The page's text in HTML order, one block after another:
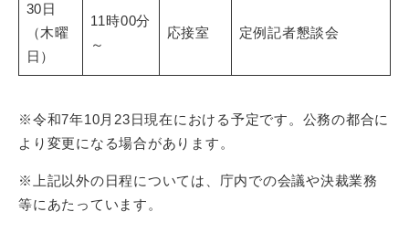
30日
（木曜
日）
11時00分
～
応接室 定例記者懇談会
※令和7年10月23日現在における予定です。公務の都合に
より変更になる場合があります。
※上記以外の日程については、庁内での会議や決裁業務
等にあたっています。